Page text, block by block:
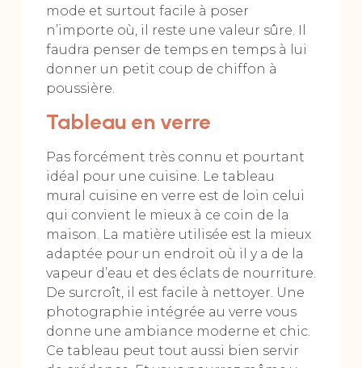
mode et surtout facile à poser
n’importe où, il reste une valeur sûre. Il
faudra penser de temps en temps à lui
donner un petit coup de chiffon à
poussière.
Tableau en verre
Pas forcément très connu et pourtant
idéal pour une cuisine. Le tableau
mural cuisine en verre est de loin celui
qui convient le mieux à ce coin de la
maison. La matière utilisée est la mieux
adaptée pour un endroit où il y a de la
vapeur d’eau et des éclats de nourriture.
De surcroît, il est facile à nettoyer. Une
photographie intégrée au verre vous
donne une ambiance moderne et chic.
Ce tableau peut tout aussi bien servir